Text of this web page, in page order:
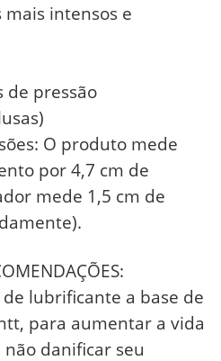
mais intensos e
de pressão
O produto mede
por 4,7 cm de
mede 1,5 cm de
de lubrificante a base de
para aumentar a vida
danificar seu